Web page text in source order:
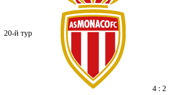
20-й тур
4 : 2